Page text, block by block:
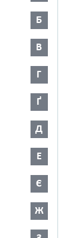
Б
В
Г
Ґ
Д
Е
Є
Ж